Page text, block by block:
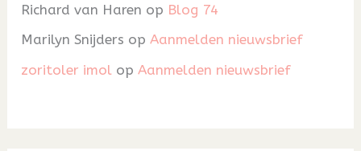
Richard van Haren op Blog 74
Marilyn Snijders opAanmelden nieuwsbrief
zoritoler imol opAanmelden nieuwsbrief